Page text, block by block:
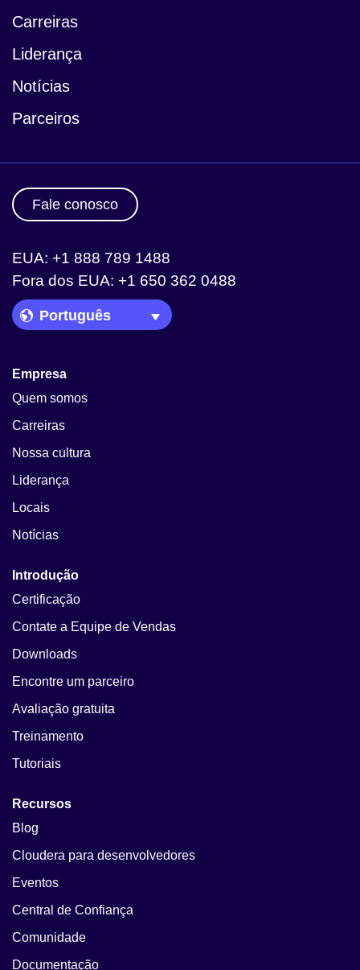
Carreiras
Liderança
Notícias
Parceiros
Fale conosco
EUA: +1 888 789 1488
Fora dos EUA: +1 650 362 0488
Language Picker
Empresa
Quem somos
Carreiras
Nossa cultura
Liderança
Locais
Notícias
Introdução
Certificação
Contate a Equipe de Vendas
Downloads
Encontre um parceiro
Avaliação gratuita
Treinamento
Tutoriais
Recursos
Blog
Cloudera para desenvolvedores
Eventos
Central de Confiança
Comunidade
Documentação